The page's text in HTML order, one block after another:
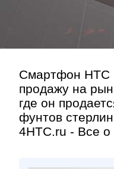
Смартфон HTC
продажу на
где он
фунтов
4HTC.ru - Все о
Контакт»